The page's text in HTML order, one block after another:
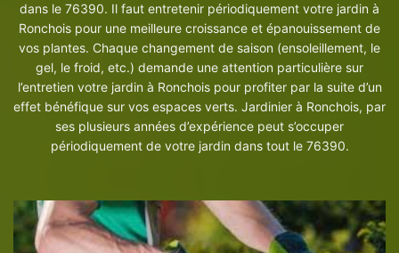
dans le 76390. Il faut entretenir périodiquement votre jardin à
Ronchois pour une meilleure croissance et épanouissement de
vos plantes. Chaque changement de saison (ensoleillement, le
gel, le froid, etc.) demande une attention particulière sur
l’entretien votre jardin à Ronchois pour profiter par la suite d’un
effet bénéfique sur vos espaces verts. Jardinier à Ronchois, par
ses plusieurs années d’expérience peut s’occuper
périodiquement de votre jardin dans tout le 76390.